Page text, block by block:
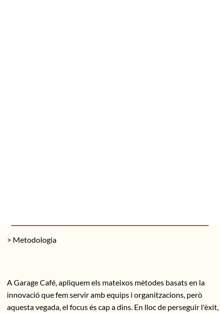
> Metodologia
A Garage Café, apliquem els mateixos mètodes basats en la
innovació que fem servir amb equips i organitzacions, però
aquesta vegada, el focus és cap a dins. En lloc de perseguir l'èxit,